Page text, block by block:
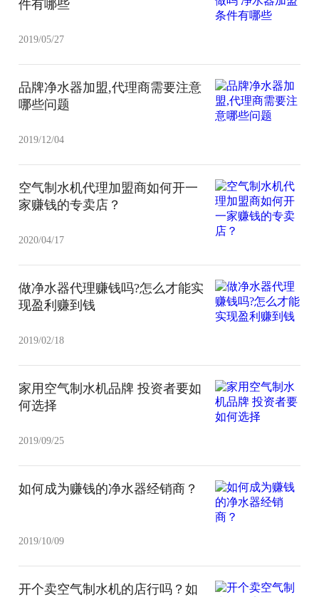
件有哪些
2019/05/27
品牌净水器加盟,代理商需要注意
哪些问题
2019/12/04
空气制水机代理加盟商如何开一
家赚钱的专卖店？
2020/04/17
做净水器代理赚钱吗?怎么才能实
现盈利赚到钱
2019/02/18
家用空气制水机品牌 投资者要如
何选择
2019/09/25
如何成为赚钱的净水器经销商？
2019/10/09
开个卖空气制水机的店行吗？如